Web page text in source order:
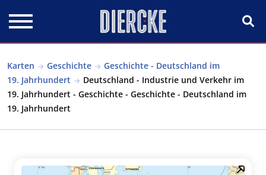
Karten Geschichte
Geschichte - Deutschland im
19. Jahrhundert
Deutschland - Industrie und Verkehr im
19. Jahrhundert - Geschichte - Geschichte - Deutschland im
19. Jahrhundert